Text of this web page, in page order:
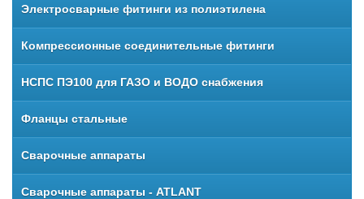
Электросварные фитинги из полиэтилена
Компрессионные соединительные фитинги
НСПС ПЭ100 для ГАЗО и ВОДО снабжения
Фланцы стальные
Сварочные аппараты
Сварочные аппараты - ATLANT